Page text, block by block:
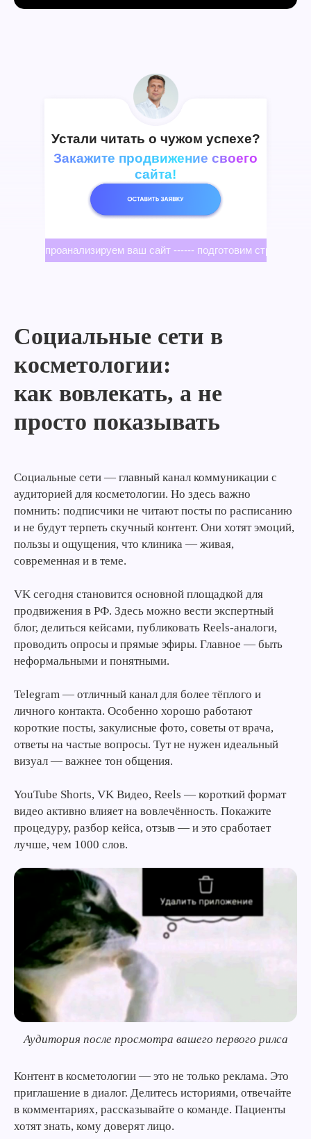
проанализируем ваш сайт ------ подготовим
Закажите продвижение своего
сайта!
Устали читать о чужом успехе?
Социальные сети в
косметологии:
как вовлекать, а не
просто показывать
Социальные сети — главный канал коммуникации с
аудиторией для косметологии. Но здесь важно
помнить: подписчики не читают посты по расписанию
и не будут терпеть скучный контент. Они хотят эмоций,
пользы и ощущения, что клиника — живая,
современная и в теме.
VK сегодня становится основной площадкой для
продвижения в РФ. Здесь можно вести экспертный
блог, делиться кейсами, публиковать Reels-аналоги,
проводить опросы и прямые эфиры. Главное — быть
неформальными и понятными.
Telegram — отличный канал для более тёплого и
личного контакта. Особенно хорошо работают
короткие посты, закулисные фото, советы от врача,
ответы на частые вопросы. Тут не нужен идеальный
визуал — важнее тон общения.
YouTube Shorts, VK Видео, Reels — короткий формат
видео активно влияет на вовлечённость. Покажите
процедуру, разбор кейса, отзыв — и это сработает
лучше, чем 1000 слов.
Аудитория после просмотра вашего первого рилса
Контент в косметологии — это не только реклама. Это
приглашение в диалог. Делитесь историями, отвечайте
в комментариях, рассказывайте о команде. Пациенты
хотят знать, кому доверят лицо.